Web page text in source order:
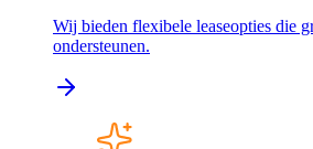
Wij bieden flexibele leaseopties die
ondersteunen.